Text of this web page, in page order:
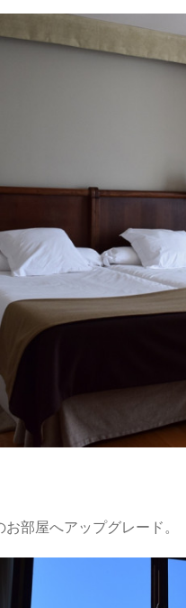
部屋へアップグレード。